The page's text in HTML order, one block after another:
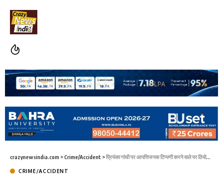
crazynewsindia.com >Crime/Accident >प्रियंका गांधी पर आपत्तिजनक टिप्पणी करने वाले पर ठियोग के व्यक्ति पर केस दर्ज
CRIME/ACCIDENT